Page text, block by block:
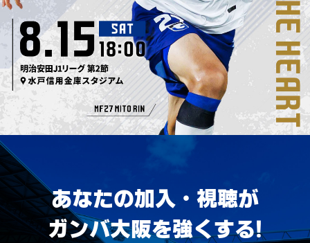
あなたの加入・視聴が
ガンバ大阪を強くする！